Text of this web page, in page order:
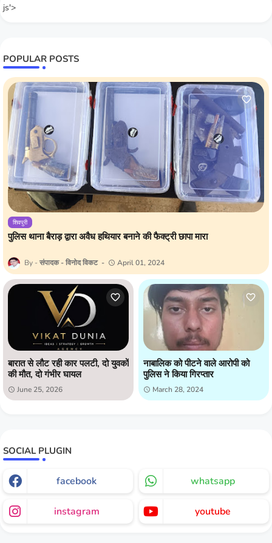
js'>
POPULAR POSTS
शिवपुरी
पुलिस थाना बैराड़ द्वारा अवैध हथियार बनाने की फैक्ट्री छापा मारा
संपादक - विनोद विकट April 01, 2024
बारात से लौट रही कार पलटी, दो युवकों
की मौत, दो गंभीर घायल
June 25, 2026
नाबालिक को पीटने वाले आरोपी को
पुलिस ने किया गिरप्तार
March 28, 2024
SOCIAL PLUGIN
facebook whatsapp
instagram youtube